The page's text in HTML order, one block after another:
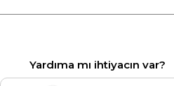
Yardıma mı ihtiyacın var?